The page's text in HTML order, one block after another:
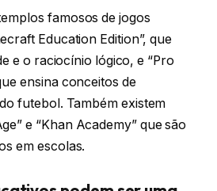
famosos de jogos
Education Edition”, que
e o raciocínio lógico, e “Pro
ensina conceitos de
futebol. Também existem
e “Khan Academy” que são
em escolas.